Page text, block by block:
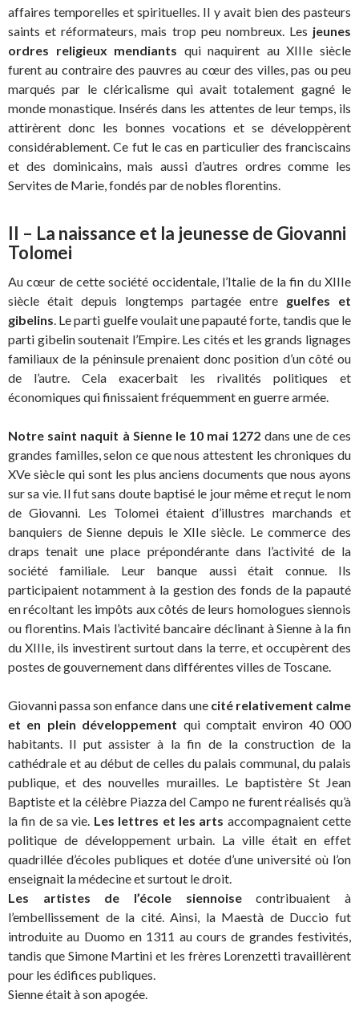
affaires temporelles et spirituelles. Il y avait bien des pasteurs
saints et réformateurs, mais trop peu nombreux. Les jeunes
ordres religieux mendiants qui naquirent au XIIIe siècle
furent au contraire des pauvres au cœur des villes, pas ou peu
marqués par le cléricalisme qui avait totalement gagné le
monde monastique. Insérés dans les attentes de leur temps, ils
attirèrent donc les bonnes vocations et se développèrent
considérablement. Ce fut le cas en particulier des franciscains
et des dominicains, mais aussi d’autres ordres comme les
Servites de Marie, fondés par de nobles florentins.
II – La naissance et la jeunesse de Giovanni
Tolomei
Au cœur de cette société occidentale, l’Italie de la fin du XIIIe
siècle était depuis longtemps partagée entre guelfes et
gibelins. Le parti guelfe voulait une papauté forte, tandis que le
parti gibelin soutenait l’Empire. Les cités et les grands lignages
familiaux de la péninsule prenaient donc position d’un côté ou
de l’autre. Cela exacerbait les rivalités politiques et
économiques qui finissaient fréquemment en guerre armée.
Notre saint naquit à Sienne le 10 mai 1272 dans une de ces
grandes familles, selon ce que nous attestent les chroniques du
XVe siècle qui sont les plus anciens documents que nous ayons
sur sa vie. Il fut sans doute baptisé le jour même et reçut le nom
de Giovanni. Les Tolomei étaient d’illustres marchands et
banquiers de Sienne depuis le XIIe siècle. Le commerce des
draps tenait une place prépondérante dans l’activité de la
société familiale. Leur banque aussi était connue. Ils
participaient notamment à la gestion des fonds de la papauté
en récoltant les impôts aux côtés de leurs homologues siennois
ou florentins. Mais l’activité bancaire déclinant à Sienne à la fin
du XIIIe, ils investirent surtout dans la terre, et occupèrent des
postes de gouvernement dans différentes villes de Toscane.
Giovanni passa son enfance dans une cité relativement calme
et en plein développement qui comptait environ 40 000
habitants. Il put assister à la fin de la construction de la
cathédrale et au début de celles du palais communal, du palais
publique, et des nouvelles murailles. Le baptistère St Jean
Baptiste et la célèbre Piazza del Campo ne furent réalisés qu’à
la fin de sa vie. Les lettres et les arts accompagnaient cette
politique de développement urbain. La ville était en effet
quadrillée d’écoles publiques et dotée d’une université où l’on
enseignait la médecine et surtout le droit.
Les artistes de l’école siennoisecontribuaient à
l’embellissement de la cité. Ainsi, la Maestà de Duccio fut
introduite au Duomo en 1311 au cours de grandes festivités,
tandis que Simone Martini et les frères Lorenzetti travaillèrent
pour les édifices publiques.
Sienne était à son apogée.